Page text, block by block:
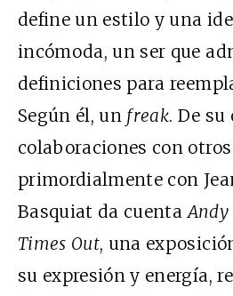
define un estilo y una
incómoda, un ser que
definiciones para
Según él, un freak. De su
colaboraciones con
primordialmente con
Basquiat da cuentaAndy
Times Out, una
su expresión y energía,